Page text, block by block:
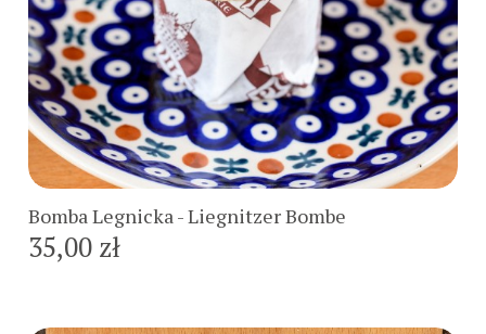
Bomba Legnicka - Liegnitzer Bombe
35,00 zł
Do koszyka